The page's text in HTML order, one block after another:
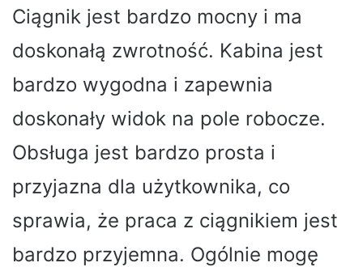
Ciągnik jest bardzo mocny i ma
doskonałą zwrotność. Kabina jest
bardzo wygodna i zapewnia
doskonały widok na pole robocze.
Obsługa jest bardzo prosta i
przyjazna dla użytkownika, co
sprawia, że ​​praca z ciągnikiem jest
bardzo przyjemna. Ogólnie mogę